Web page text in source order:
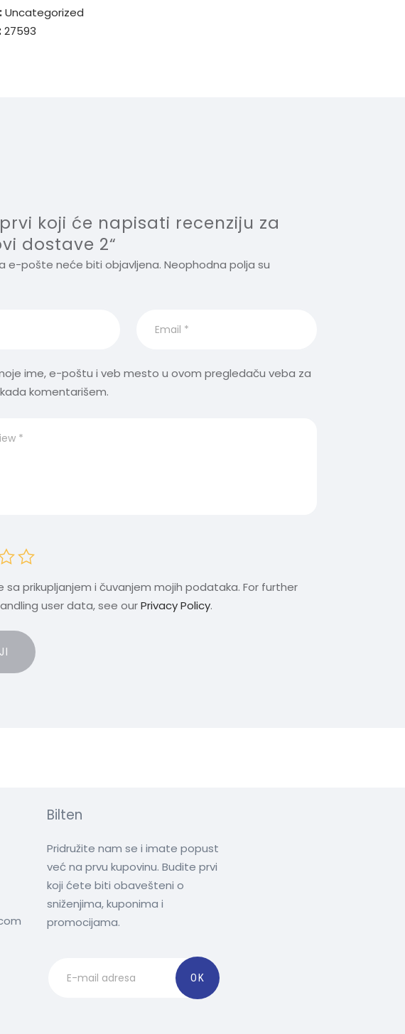
Uncategorized
27593
koji će napisati recenziju za
dostave 2“
e-pošte neće biti objavljena. Neophodna polja su
ime, e-poštu i veb mesto u ovom pregledaču veba za
komentarišem.
sa prikupljanjem i čuvanjem mojih podataka. For further
user data, see ourPrivacy Policy.
Bilten
Pridružite nam se i imate popust
već na prvu kupovinu. Budite prvi
koji ćete biti obavešteni o
sniženjima, kuponima i
promocijama.